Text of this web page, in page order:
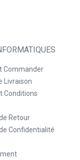
Commander
Livraison
Conditions
Retour
Confidentialité